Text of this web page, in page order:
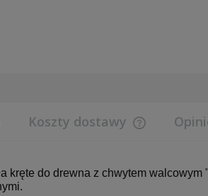
Koszty dostawy
płatności
kręte do drewna z chwytem